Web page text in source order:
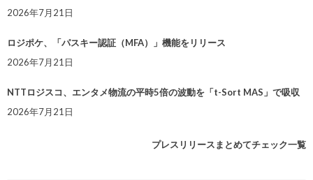
2026年7月21日
ロジポケ、「パスキー認証（MFA）」機能をリリース
2026年7月21日
NTTロジスコ、エンタメ物流の平時5倍の波動を「t-Sort MAS」で吸収
2026年7月21日
プレスリリースまとめてチェック一覧